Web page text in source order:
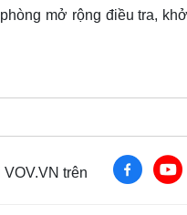
mở rộng điều tra,
trên